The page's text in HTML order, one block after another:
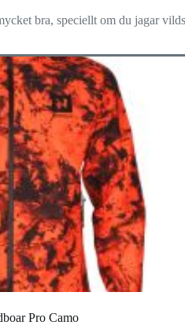
bra, speciellt om du jagar
Pro Camo